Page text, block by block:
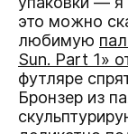
это можно
любимую
Sun. Part 1»
футляре
Бронзер из